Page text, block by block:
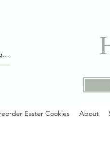
Easter Cookies About